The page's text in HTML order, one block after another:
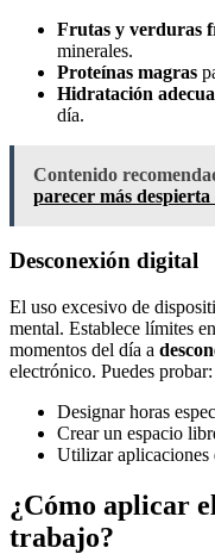
Frutas y verduras
minerales.
Proteínas magras
Hidratación
día.
Contenido
parecer más
Desconexión digital
El uso excesivo de
mental. Establece límites
momentos del día a
electrónico. Puedes probar:
Designar horas
Crear un espacio
Utilizar aplicaciones
¿Cómo aplicar
trabajo?